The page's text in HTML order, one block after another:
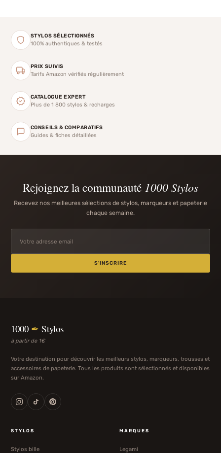
STYLOS SÉLECTIONNÉS
100% authentiques & testés
PRIX SUIVIS
Tarifs Amazon vérifiés régulièrement
CATALOGUE EXPERT
Plus de 1 800 stylos & recharges
CONSEILS & COMPARATIFS
Guides & fiches détaillées
Rejoignez la communauté 1000 Stylos
Recevez nos meilleures sélections de stylos, marqueurs et papeterie
chaque semaine.
S'INSCRIRE
1000 ✒ Stylos
à partir de 1€
Votre destination pour découvrir les meilleurs stylos, marqueurs, trousses et
accessoires de papeterie. Tous les produits sont sélectionnés et disponibles
sur Amazon.
STYLOS
Stylos bille
MARQUES
Legami